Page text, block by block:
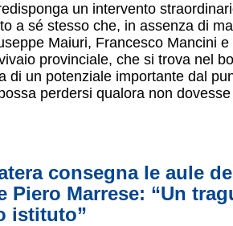
un intervento
a sé stesso che, in assenza di
Maiuri, Francesco Mancini
provinciale, che si trova nel
di un potenziale importante dal
perdersi qualora non
consegna le aule
Piero Marrese: “Un
istituto”